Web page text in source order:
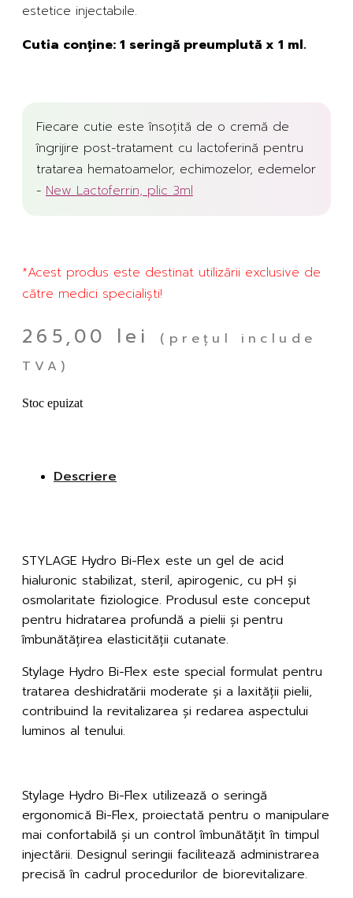
estetice injectabile.
Cutia conține: 1 seringă preumplută x 1 ml.
Fiecare cutie este însoțită de o cremă de
îngrijire post-tratament cu lactoferină pentru
tratarea hematoamelor, echimozelor, edemelor
- New Lactoferrin, plic 3ml
*Acest produs este destinat utilizării exclusive de
către medici specialiști!
265,00 lei
(prețul include
TVA)
Stoc epuizat
Descriere
STYLAGE Hydro Bi-Flex este un gel de acid
hialuronic stabilizat, steril, apirogenic, cu pH și
osmolaritate fiziologice. Produsul este conceput
pentru hidratarea profundă a pielii și pentru
îmbunătățirea elasticității cutanate.
Stylage Hydro Bi-Flex este special formulat pentru
tratarea deshidratării moderate și a laxității pielii,
contribuind la revitalizarea și redarea aspectului
luminos al tenului.
Stylage Hydro Bi-Flex utilizează o seringă
ergonomică Bi-Flex, proiectată pentru o manipulare
mai confortabilă și un control îmbunătățit în timpul
injectării. Designul seringii facilitează administrarea
precisă în cadrul procedurilor de biorevitalizare.